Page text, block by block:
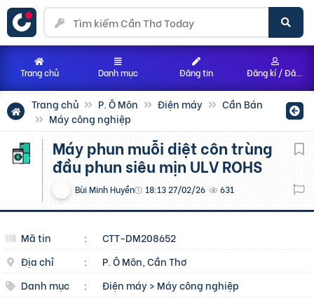
Trang chủ P. Ô Môn Điện máy
Cần Bán
Máy công nghiệp
Máy phun muỗi diệt côn trùng
đầu phun siêu mịn ULV ROHS
Bùi Minh Huyền 18:13 27/02/26 631
Mã tin :
CTT-DM208652
Địa chỉ
:
P. Ô Môn, Cần Thơ
Danh mục
: Điện máy> Máy công nghiệp
Trang chủ Danh mục Đăng tin